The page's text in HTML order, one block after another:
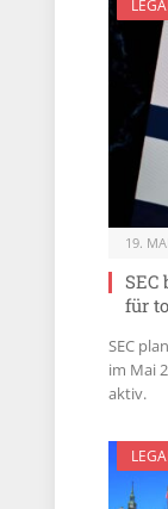
19.
SEC
für
SEC
im Mai
aktiv.